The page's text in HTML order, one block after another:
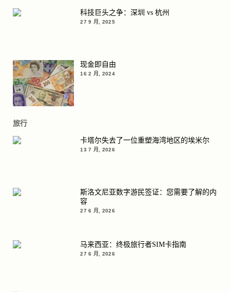
科技巨头之争：深圳 vs 杭州
27 9 月, 2025
现金即自由
16 2 月, 2024
旅行
卡塔尔失去了一位重塑海湾地区的埃米尔
13 7 月, 2026
斯洛文尼亚数字游民签证：您需要了解的内
容
27 6 月, 2026
马来西亚：终极旅行者SIM卡指南
27 6 月, 2026